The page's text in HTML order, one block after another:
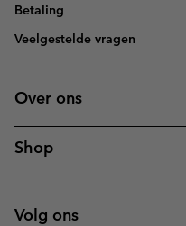
Betaling
Veelgestelde vragen
Over ons
Shop
Volg ons